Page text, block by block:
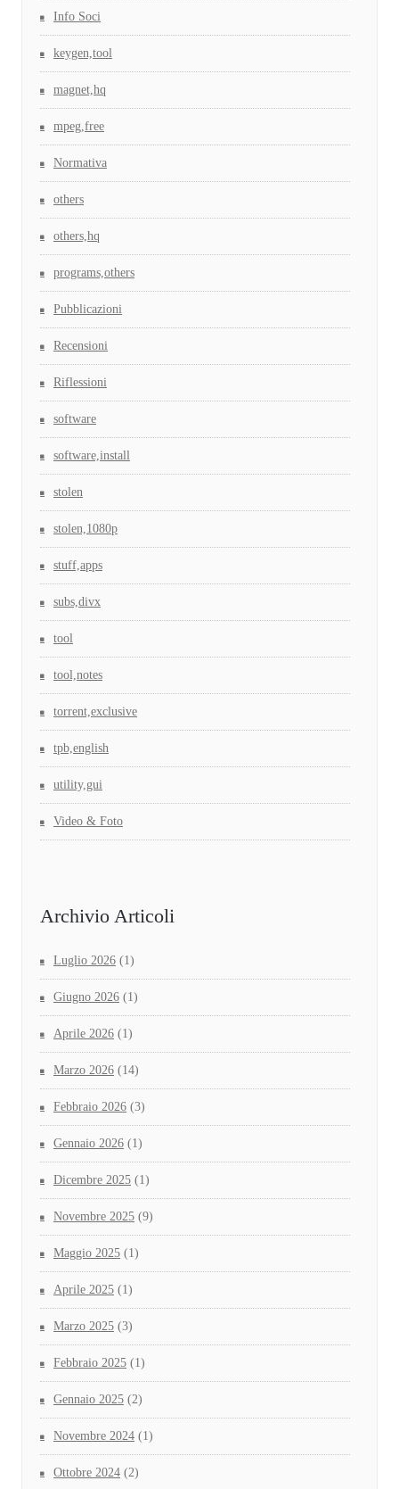
Info Soci
keygen,tool
magnet,hq
mpeg,free
Normativa
others
others,hq
programs,others
Pubblicazioni
Recensioni
Riflessioni
software
software,install
stolen
stolen,1080p
stuff,apps
subs,divx
tool
tool,notes
torrent,exclusive
tpb,english
utility,gui
Video & Foto
Archivio Articoli
Luglio 2026 (1)
Giugno 2026 (1)
Aprile 2026 (1)
Marzo 2026 (14)
Febbraio 2026 (3)
Gennaio 2026 (1)
Dicembre 2025 (1)
Novembre 2025 (9)
Maggio 2025 (1)
Aprile 2025 (1)
Marzo 2025 (3)
Febbraio 2025 (1)
Gennaio 2025 (2)
Novembre 2024 (1)
Ottobre 2024 (2)